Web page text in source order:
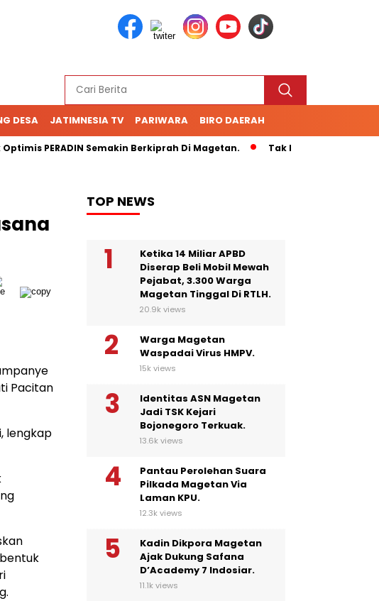
DESA JATIMNESIA TV PARIWARA BIRO DAERAH
PERADIN Semakin Berkiprah Di Magetan. Tak Kunjung Bayar
Pacitan
lengkap
TOP NEWS
Ketika 14 Miliar APBD
Diserap Beli Mobil Mewah
Pejabat, 3.300 Warga
Magetan Tinggal Di RTLH.
20.9k views
Warga Magetan
Waspadai Virus HMPV.
15k views
Identitas ASN Magetan
Jadi TSK Kejari
Bojonegoro Terkuak.
13.6k views
Pantau Perolehan Suara
Pilkada Magetan Via
Laman KPU.
12.3k views
Kadin Dikpora Magetan
Ajak Dukung Safana
D’Academy 7 Indosiar.
11.1k views